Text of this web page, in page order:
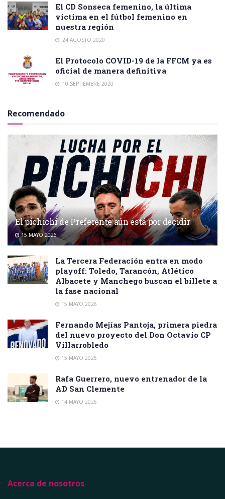
El CD Sonseca femenino, la última
victima en el fútbol femenino en
nuestra región
24 AGOSTO 2020
El Protocolo COVID-19 de la FFCM ya es
oficial de manera definitiva
10 SEPTIEMBRE 2020
Recomendado
El pichichi de Preferente aún está por decidir
15 MAYO 2026
La Tercera Federación entra en modo
playoff: Toledo, Tarancón, Atlético
Albacete y Manchego buscan el billete a
la fase nacional
15 MAYO 2026
Fernando Mejías Pantoja, primera piedra
del nuevo proyecto del Don Octavio CP
Villarrobledo
15 MAYO 2026
Rafa Guerrero, nuevo entrenador de la
AD San Clemente
14 MAYO 2026
Acerca de nosotros